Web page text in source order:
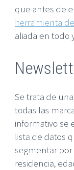
que antes de
herramienta
aliada en todo
Se trata de
todas las
informativo se
lista de datos
segmentar por
residencia,